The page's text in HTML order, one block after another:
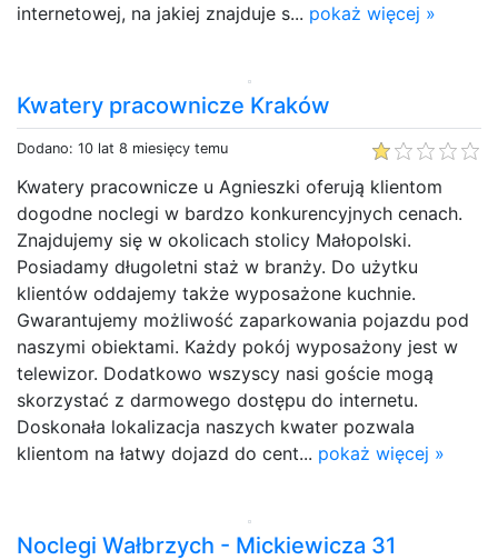
internetowej, na jakiej znajduje s... pokaż więcej »
Kwatery pracownicze Kraków
Dodano: 10 lat 8 miesięcy temu
Kwatery pracownicze u Agnieszki oferują klientom
dogodne noclegi w bardzo konkurencyjnych cenach.
Znajdujemy się w okolicach stolicy Małopolski.
Posiadamy długoletni staż w branży. Do użytku
klientów oddajemy także wyposażone kuchnie.
Gwarantujemy możliwość zaparkowania pojazdu pod
naszymi obiektami. Każdy pokój wyposażony jest w
telewizor. Dodatkowo wszyscy nasi goście mogą
skorzystać z darmowego dostępu do internetu.
Doskonała lokalizacja naszych kwater pozwala
klientom na łatwy dojazd do cent... pokaż więcej »
Noclegi Wałbrzych - Mickiewicza 31